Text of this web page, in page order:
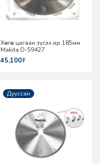
Хөнгөн цагаан зүсэх ир 185мм
Makita D-59427
45,100₮
Дууссан